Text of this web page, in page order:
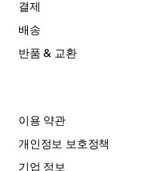
결제
배송
반품 & 교환
이용 약관
개인정보 보호정책
기업 정보